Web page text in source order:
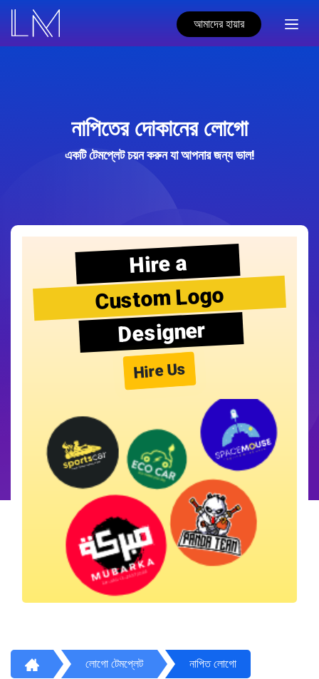
আমাদের হায়ার
নাপিতের দোকানের লোগো
একটি টেমপ্লেট চয়ন করুন যা আপনার জন্য ভাল!
Hire a
Custom Logo
Designer
Hire Us
লোগো টেমপ্লেট নাপিত লোগো